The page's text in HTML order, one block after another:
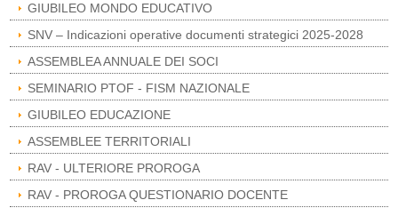
GIUBILEO MONDO EDUCATIVO
SNV – Indicazioni operative documenti strategici 2025-2028
ASSEMBLEA ANNUALE DEI SOCI
SEMINARIO PTOF - FISM NAZIONALE
GIUBILEO EDUCAZIONE
ASSEMBLEE TERRITORIALI
RAV - ULTERIORE PROROGA
RAV - PROROGA QUESTIONARIO DOCENTE